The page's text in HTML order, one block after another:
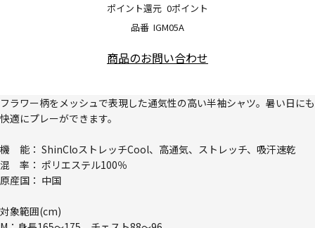
品番 IGM05A
ポイント還元 0ポイント
商品のお問い合わせ
フラワー柄をメッシュで表現した通気性の高い半袖シャツ。暑い日にも
快適にプレーができます。
機 能： ShinCloストレッチCool、高通気、ストレッチ、吸汗速乾
混 率： ポリエステル100％
原産国： 中国
対象範囲(cm)